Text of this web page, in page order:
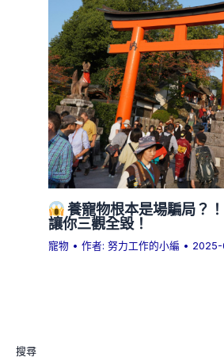
養寵物根本是場騙局？
讓你三觀全毀！
寵物 • 作者:努力工作的小編 •
搜尋